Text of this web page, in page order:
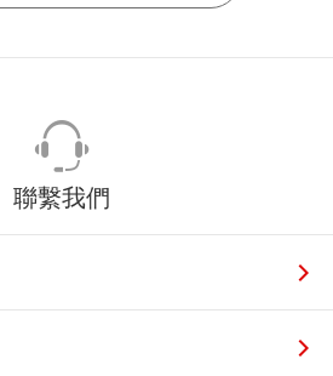
加上實驗室教授姓名，謝謝。
聯繫我們